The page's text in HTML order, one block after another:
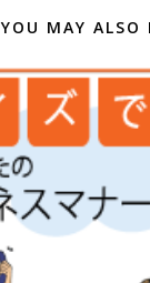
YOU MAY ALSO